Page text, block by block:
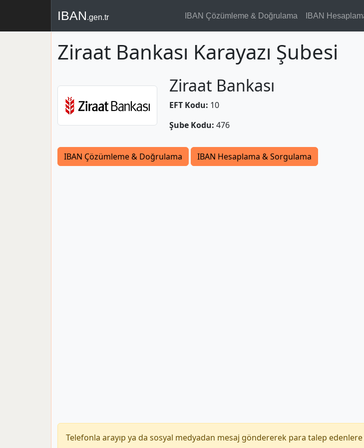
IBAN.gen.tr IBAN Çözümleme & Doğrulama IBAN
Ziraat Bankası Karayazı Şubesi
Ziraat Bankası
EFT Kodu: 10
Şube Kodu: 476
IBAN Çözümleme & Doğrulama IBAN Hesaplama & Sorgulama
Telefonla arayıp ya da sosyal medyadan mesaj göndererek para talep